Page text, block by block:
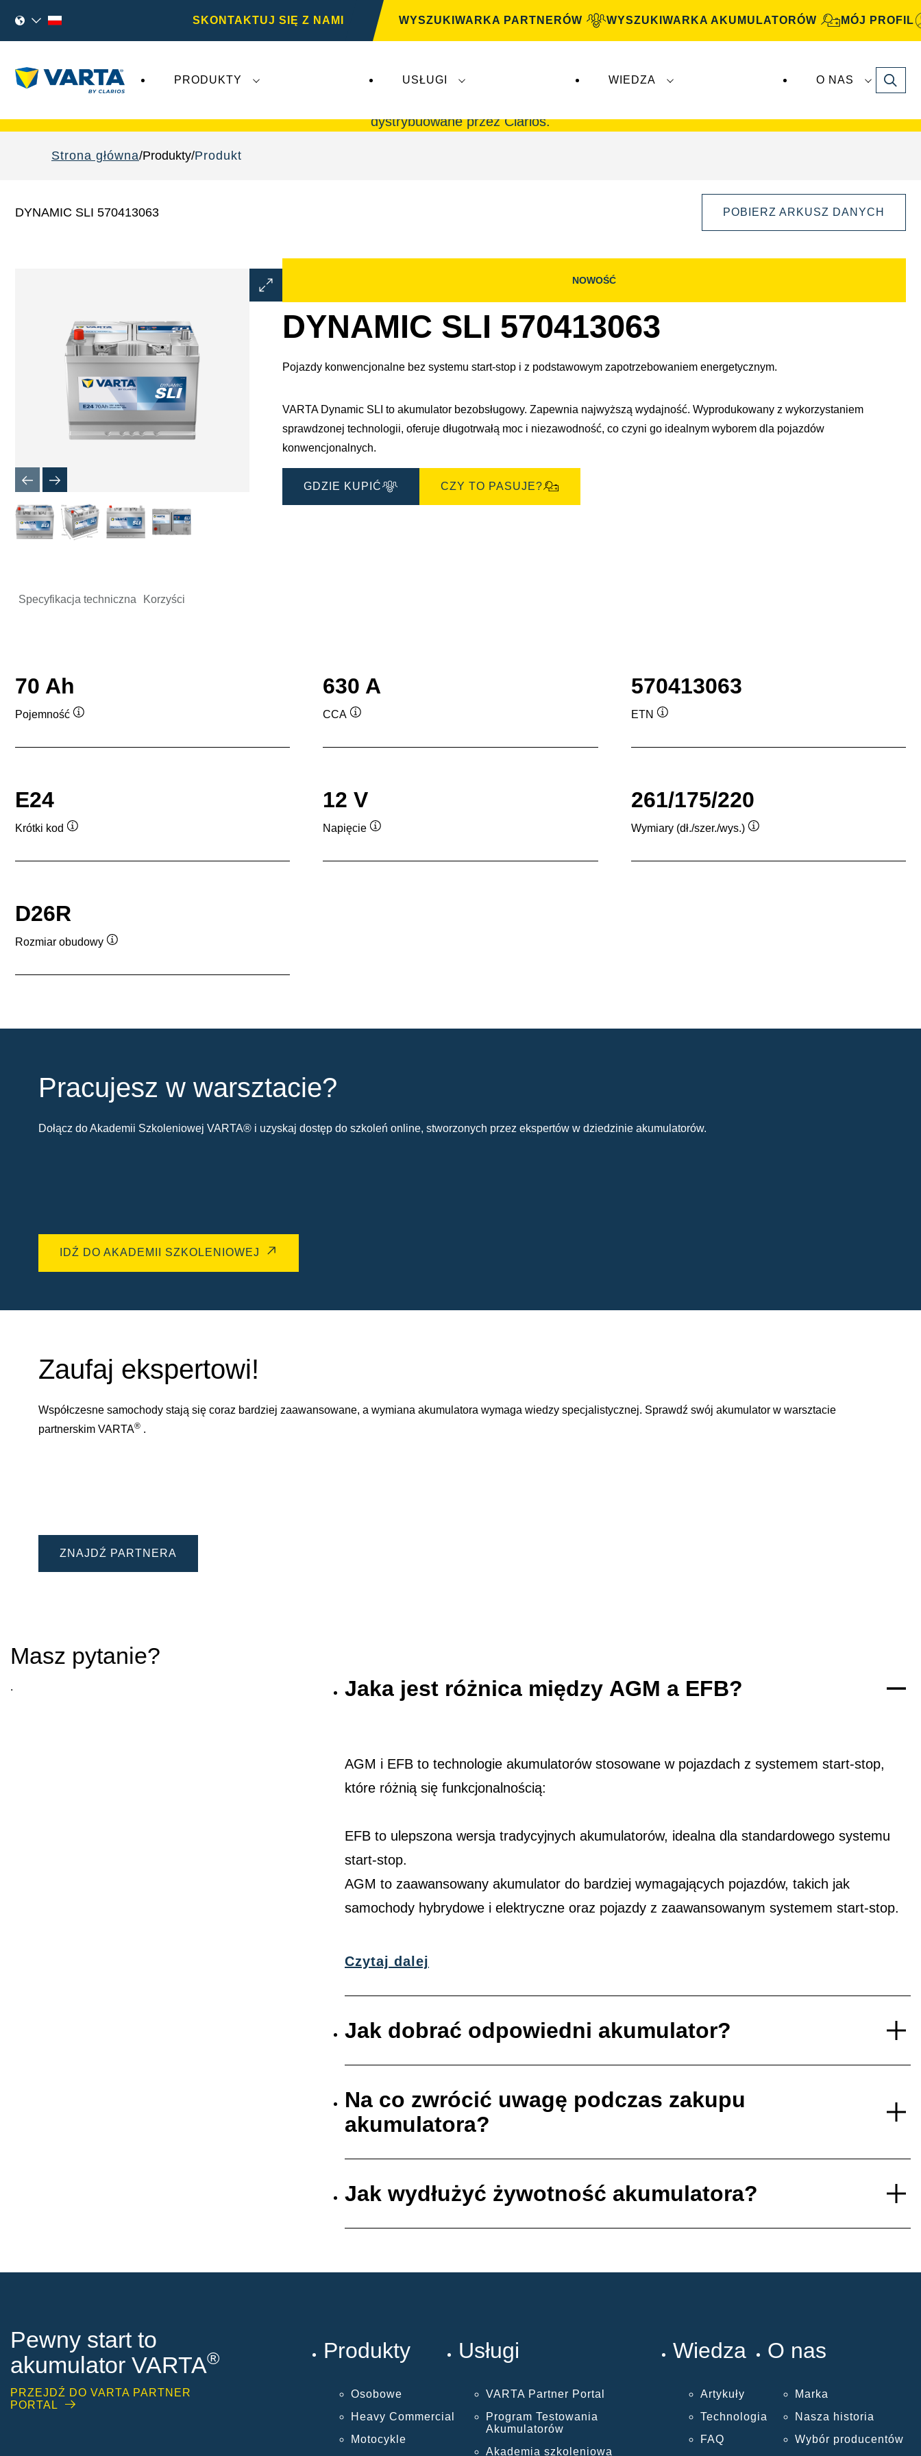
SKONTAKTUJ SIĘ Z NAMI WYSZUKIWARKA PARTNERÓW WYSZUKIWARKA AKUMULATORÓW MÓJ PROFIL
PRODUKTY USŁUGI WIEDZA O NAS Search
dystrybuowane przez Clarios.
Strona główna Produkty Produkt
DYNAMIC SLI 570413063 POBIERZ ARKUSZ DANYCH
Otwórz
okno
obrazu
obrazu
NOWOŚĆ
DYNAMIC SLI 570413063
Pojazdy konwencjonalne bez systemu start-stop i z podstawowym zapotrzebowaniem energetycznym.
VARTA Dynamic SLI to akumulator bezobsługowy. Zapewnia najwyższą wydajność. Wyprodukowany z wykorzystaniem
sprawdzonej technologii, oferuje długotrwałą moc i niezawodność, co czyni go idealnym wyborem dla pojazdów
konwencjonalnych.
GDZIE KUPIĆ CZY TO PASUJE?
Specyfikacja techniczna Korzyści
70 Ah
Pojemność
630 A
CCA
570413063
ETN
E24
Krótki kod
12 V
Napięcie
261/175/220
Wymiary (dł./szer./wys.)
D26R
Rozmiar obudowy
Pracujesz w warsztacie?
Dołącz do Akademii Szkoleniowej VARTA® i uzyskaj dostęp do szkoleń online, stworzonych przez ekspertów w dziedzinie akumulatorów.
IDŹ DO AKADEMII SZKOLENIOWEJ
Zaufaj ekspertowi!
Współczesne samochody stają się coraz bardziej zaawansowane, a wymiana akumulatora wymaga wiedzy specjalistycznej. Sprawdź swój akumulator w warsztacie
partnerskim VARTA® .
ZNAJDŹ PARTNERA
Masz pytanie?
. Jaka jest różnica między AGM a EFB?
AGM i EFB to technologie akumulatorów stosowane w pojazdach z systemem start-stop,
które różnią się funkcjonalnością:
EFB to ulepszona wersja tradycyjnych akumulatorów, idealna dla standardowego systemu
start-stop.
AGM to zaawansowany akumulator do bardziej wymagających pojazdów, takich jak
samochody hybrydowe i elektryczne oraz pojazdy z zaawansowanym systemem start-stop.
Czytaj dalej
Jak dobrać odpowiedni akumulator?
Na co zwrócić uwagę podczas zakupu
akumulatora?
Jak wydłużyć żywotność akumulatora?
Pewny start to
akumulator VARTA®
PRZEJDŹ DO VARTA PARTNER
PORTAL
Produkty
Osobowe
Heavy Commercial
Motocykle
Usługi
VARTA Partner Portal
Program Testowania
Akumulatorów
Akademia szkoleniowa
Wiedza
Artykuły
Technologia
FAQ
O nas
Marka
Nasza historia
Wybór producentów